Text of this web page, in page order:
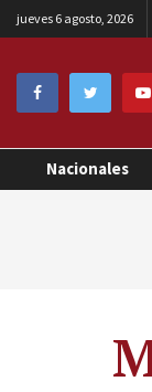
jueves 6 agosto, 2026
Nacionales